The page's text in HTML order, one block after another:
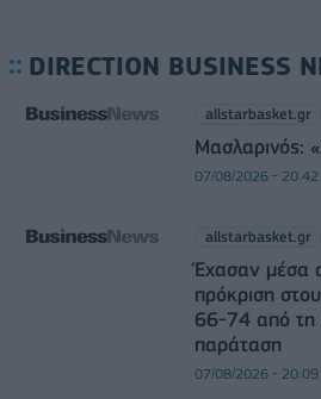
DIRECTION BUSINESS
allstarbasket.gr
Μασλαρινός:
07/08/2026 - 20:42
allstarbasket.gr
Έχασαν μέσα
πρόκριση
66-74 από τη
παράταση
07/08/2026 - 20:09